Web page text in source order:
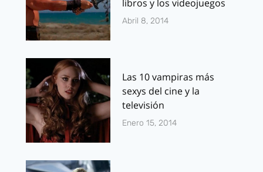
libros y los videojuegos
Abril 8, 2014
Las 10 vampiras más
sexys del cine y la
televisión
Enero 15, 2014